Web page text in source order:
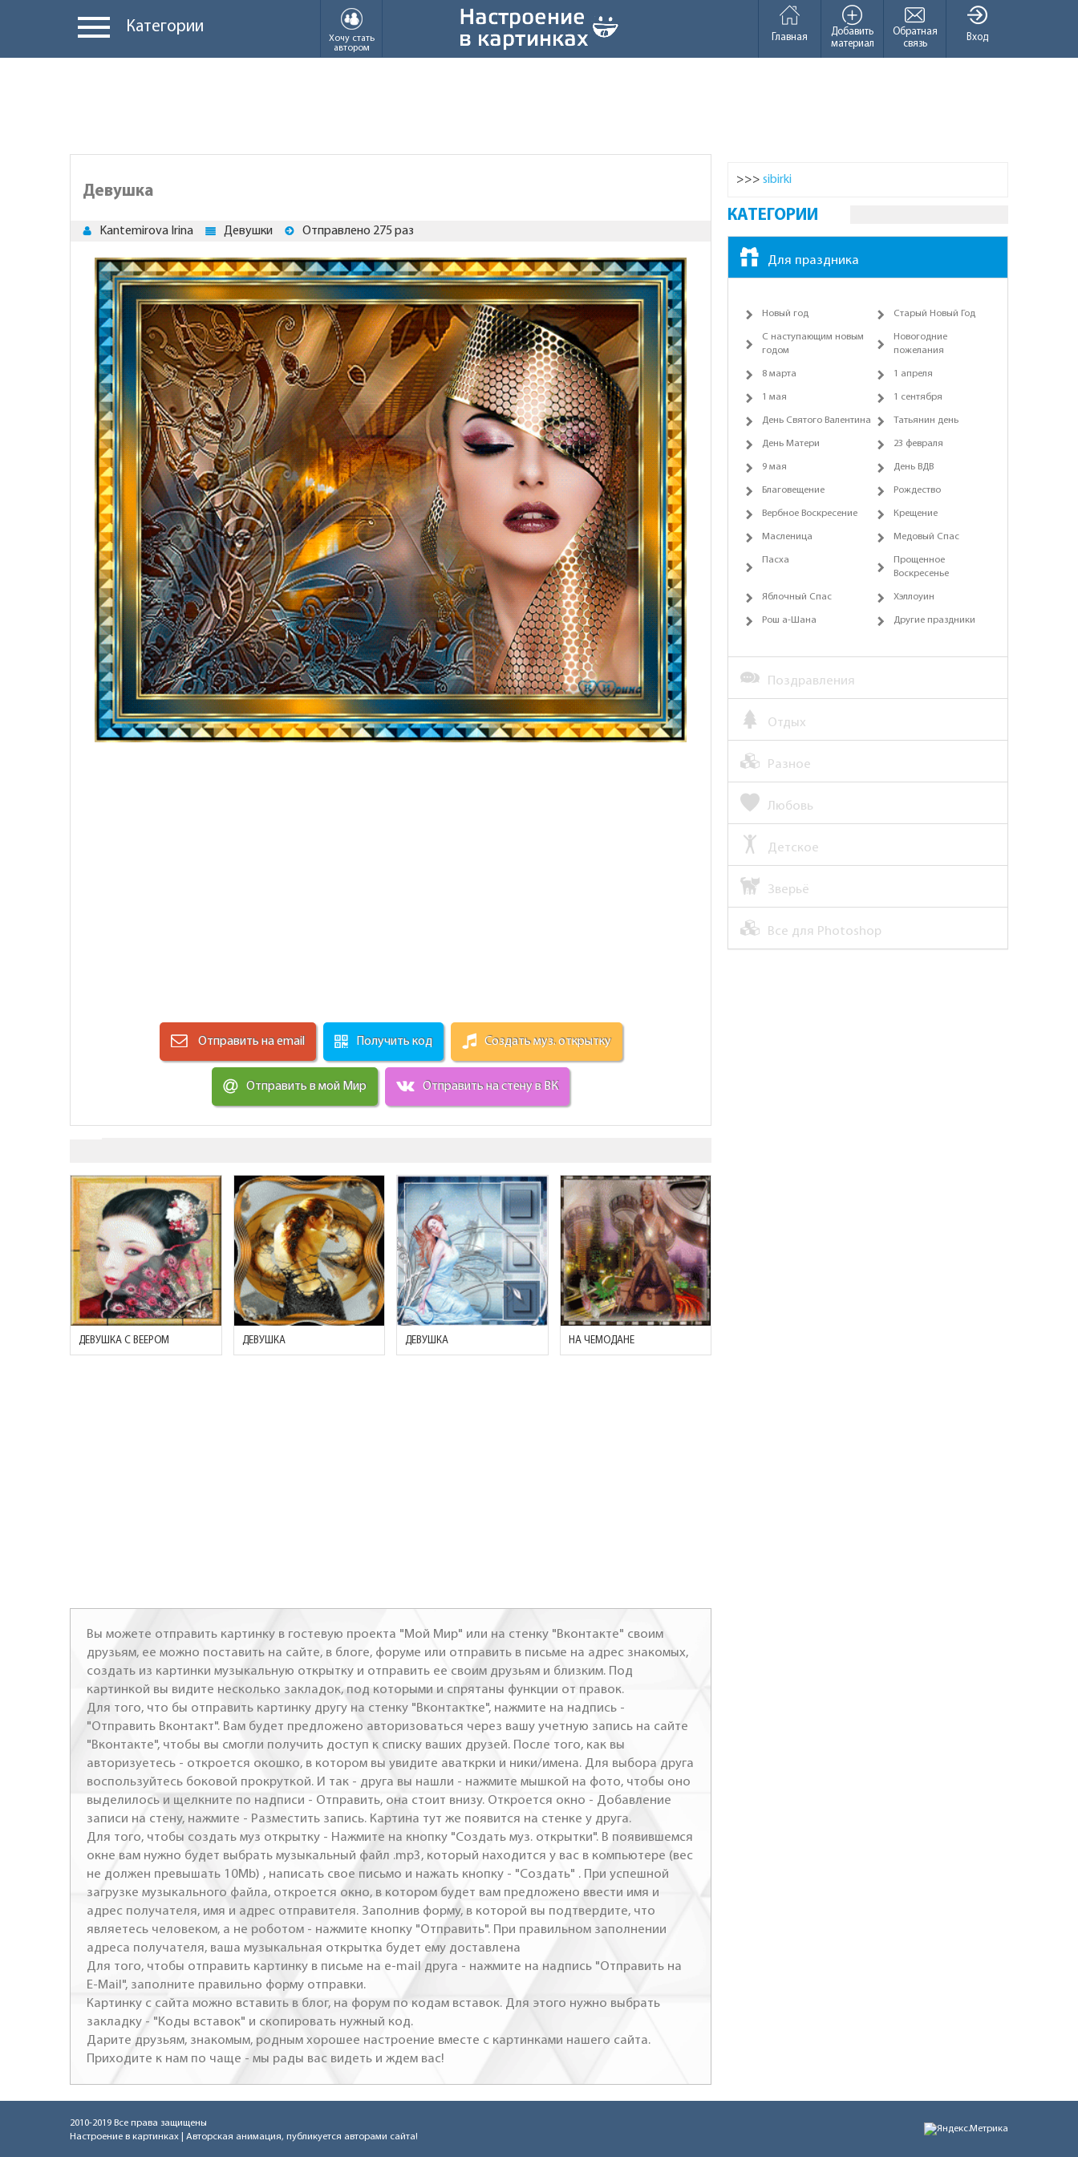
Категории
Хочу стать
автором
Вход
Обратная
связь
Добавить
материал
Главная
Девушка
Kantemirova Irina Девушки Отправлено 275 раз
Отправить на email Получить код Создать муз. открытку
Отправить в мой Мир Отправить на стену в ВК
ДЕВУШКА С ВЕЕРОМ ДЕВУШКА ДЕВУШКА НА ЧЕМОДАНЕ
Вы можете отправить картинку в гостевую проекта "Мой Мир" или на стенку "Вконтакте" своим
друзьям, ее можно поставить на сайте, в блоге, форуме или отправить в письме на адрес знакомых,
создать из картинки музыкальную открытку и отправить ее своим друзьям и близким. Под
картинкой вы видите несколько закладок, под которыми и спрятаны функции от правок.
Для того, что бы отправить картинку другу на стенку "Вконтактке", нажмите на надпись -
"Отправить Вконтакт". Вам будет предложено авторизоваться через вашу учетную запись на сайте
"Вконтакте", чтобы вы смогли получить доступ к списку ваших друзей. После того, как вы
авторизуетесь - откроется окошко, в котором вы увидите аваткрки и ники/имена. Для выбора друга
воспользуйтесь боковой прокруткой. И так - друга вы нашли - нажмите мышкой на фото, чтобы оно
выделилось и щелкните по надписи - Отправить, она стоит внизу. Откроется окно - Добавление
записи на стену, нажмите - Разместить запись. Картина тут же появится на стенке у друга.
Для того, чтобы создать муз открытку - Нажмите на кнопку "Создать муз. открытки". В появившемся
окне вам нужно будет выбрать музыкальный файл .mp3, который находится у вас в компьютере (вес
не должен превышать 10Mb) , написать свое письмо и нажать кнопку - "Создать" . При успешной
загрузке музыкального файла, откроется окно, в котором будет вам предложено ввести имя и
адрес получателя, имя и адрес отправителя. Заполнив форму, в которой вы подтвердите, что
являетесь человеком, а не роботом - нажмите кнопку "Отправить". При правильном заполнении
адреса получателя, ваша музыкальная открытка будет ему доставлена
Для того, чтобы отправить картинку в письме на e-mail друга - нажмите на надпись "Отправить на
E-Mail", заполните правильно форму отправки.
Картинку с сайта можно вставить в блог, на форум по кодам вставок. Для этого нужно выбрать
закладку - "Коды вставок" и скопировать нужный код.
Дарите друзьям, знакомым, родным хорошее настроение вместе с картинками нашего сайта.
Приходите к нам по чаще - мы рады вас видеть и ждем вас!
>>> sibirki
КАТЕГОРИИ
Для праздника
Новый год Старый Новый Год
С наступающим новым
годом
Новогодние
пожелания
8 марта 1 апреля
1 мая 1 сентября
День Святого Валентина Татьянин день
День Матери 23 февраля
9 мая День ВДВ
Благовещение Рождество
Вербное Воскресение Крещение
Масленица Медовый Спас
Пасха
Прощенное
Воскресенье
Яблочный Спас Хэллоуин
Рош а-Шана Другие праздники
Поздравления
Отдых
Разное
Любовь
Детское
Зверьё
Все для Photoshop
2010-2019 Все права защищены
Настроение в картинках | Авторская анимация, публикуется авторами сайта!